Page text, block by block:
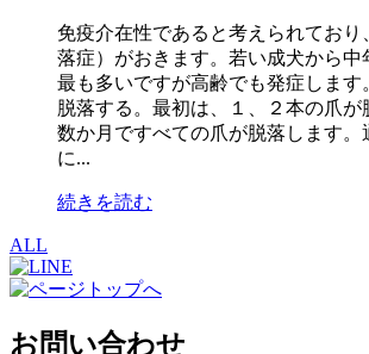
免疫介在性であると考えられており
落症）がおきます。若い成犬から中
最も多いですが高齢でも発症します
脱落する。最初は、１、２本の爪が
数か月ですべての爪が脱落します。
に...
続きを読む
ALL
お問い合わせ